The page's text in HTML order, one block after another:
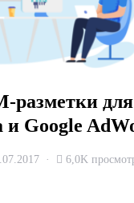
разметки для
и Google
6,0K